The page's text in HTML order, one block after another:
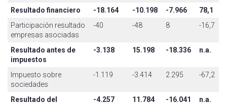
Resultado financiero -18.164 -10.198 -7.966
78,1
Participación resultado
empresas asociadas
-40 -48 8 -16,7
Resultado antes de
impuestos
-3.138 15.198 -18.336 n.a.
Impuesto sobre
sociedades
-1.119 -3.414 2.295 -67,2
Resultado del
-4.257 11.784 -16.041 n.a.